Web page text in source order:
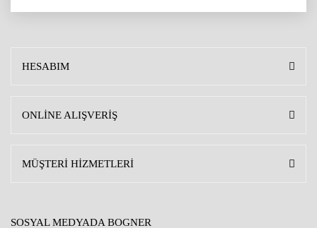
HESABIM
ONLİNE ALIŞVERİŞ
MÜŞTERİ HİZMETLERİ
SOSYAL MEDYADA BOGNER